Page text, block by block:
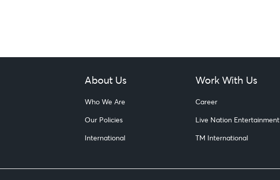
About Us
Who We Are
Our Policies
International
Work With Us
Career
Live Nation Entertainment
TM International